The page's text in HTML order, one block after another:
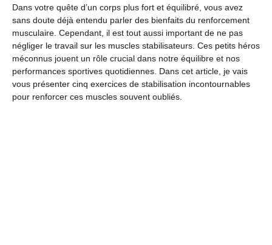
Dans votre quête d’un corps plus fort et équilibré, vous avez
sans doute déjà entendu parler des bienfaits du renforcement
musculaire. Cependant, il est tout aussi important de ne pas
négliger le travail sur les muscles stabilisateurs. Ces petits héros
méconnus jouent un rôle crucial dans notre équilibre et nos
performances sportives quotidiennes. Dans cet article, je vais
vous présenter cinq exercices de stabilisation incontournables
pour renforcer ces muscles souvent oubliés.